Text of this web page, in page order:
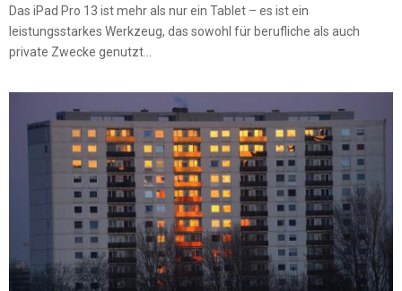
Das iPad Pro 13 ist mehr als nur ein Tablet – es ist ein
leistungsstarkes Werkzeug, das sowohl für berufliche als auch
private Zwecke genutzt...